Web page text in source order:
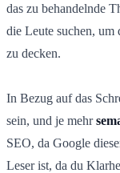
das zu behandelnde
die Leute suchen, um
zu decken.
In Bezug auf das
sein, und je mehr
SEO, da Google
Leser ist, da du